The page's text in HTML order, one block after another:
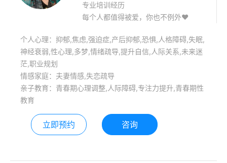
专业培训经历
每个人都值得被爱，你也不例外♥️
个人心理：抑郁,焦虑,强迫症,产后抑郁,恐惧,人格障碍,失眠,
神经衰弱,性心理,多梦,情绪疏导,提升自信,人际关系,未来迷
茫,职业规划
情感家庭：夫妻情感,失恋疏导
亲子教育：青春期心理调整,人际障碍,专注力提升,青春期性
教育
立即预约 咨询